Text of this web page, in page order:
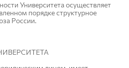
Университета осуществляет
порядке структурное
России.